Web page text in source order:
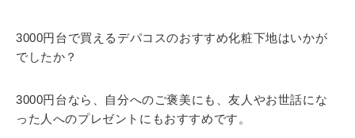
3000円台で買えるデパコスのおすすめ化粧下地はいかが
でしたか？
3000円台なら、自分へのご褒美にも、友人やお世話にな
った人へのプレゼントにもおすすめです。